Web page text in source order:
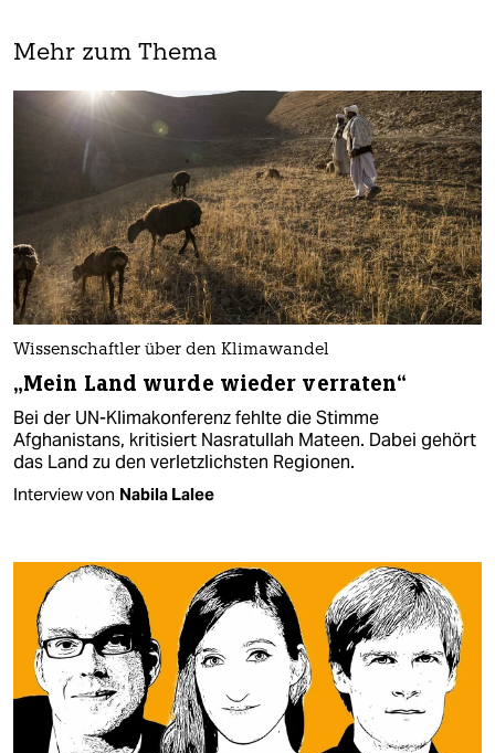
Mehr zum Thema
Wissenschaftler über den Klimawandel
„Mein Land wurde wieder verraten“
Bei der UN-Klimakonferenz fehlte die Stimme
Afghanistans, kritisiert Nasratullah Mateen. Dabei gehört
das Land zu den verletzlichsten Regionen.
Interview von Nabila Lalee